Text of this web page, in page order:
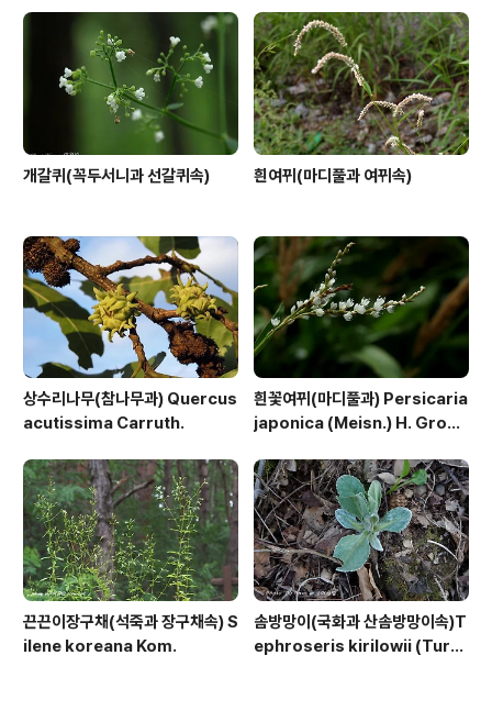
개갈퀴(꼭두서니과 선갈퀴속) 흰여뀌(마디풀과 여뀌속)
상수리나무(참나무과) Quercus
acutissima Carruth.
흰꽃여뀌(마디풀과) Persicaria
japonica (Meisn.) H. Gross
끈끈이장구채(석죽과 장구채속) S
ilene koreana Kom.
솜방망이(국화과 산솜방망이속)T
ephroseris kirilowii (Turc